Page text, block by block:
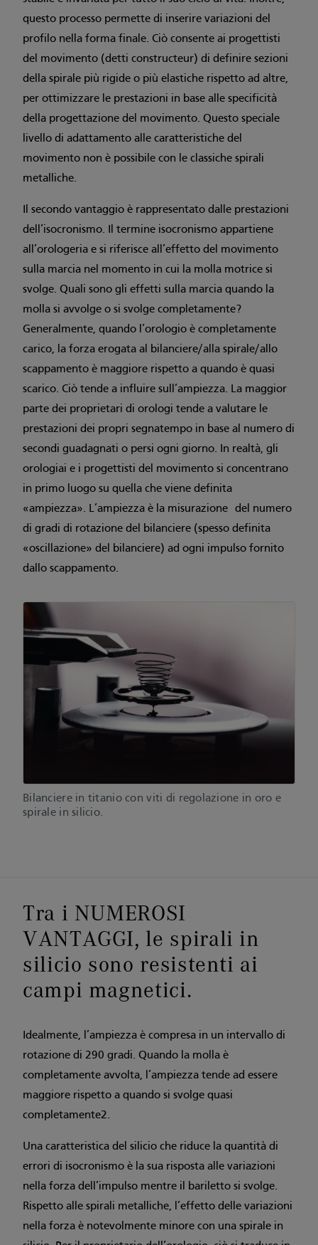
questo processo permette di inserire variazioni del
profilo nella forma finale. Ciò consente ai progettisti
del movimento (detti constructeur) di definire sezioni
della spirale più rigide o più elastiche rispetto ad altre,
per ottimizzare le prestazioni in base alle specificità
della progettazione del movimento. Questo speciale
livello di adattamento alle caratteristiche del
movimento non è possibile con le classiche spirali
metalliche.
Il secondo vantaggio è rappresentato dalle prestazioni
dell’isocronismo. Il termine isocronismo appartiene
all’orologeria e si riferisce all’effetto del movimento
sulla marcia nel momento in cui la molla motrice si
svolge. Quali sono gli effetti sulla marcia quando la
molla si avvolge o si svolge completamente?
Generalmente, quando l’orologio è completamente
carico, la forza erogata al bilanciere/alla spirale/allo
scappamento è maggiore rispetto a quando è quasi
scarico. Ciò tende a influire sull’ampiezza. La maggior
parte dei proprietari di orologi tende a valutare le
prestazioni dei propri segnatempo in base al numero di
secondi guadagnati o persi ogni giorno. In realtà, gli
orologiai e i progettisti del movimento si concentrano
in primo luogo su quella che viene definita
«ampiezza». L’ampiezza è la misurazione del numero
di gradi di rotazione del bilanciere (spesso definita
«oscillazione» del bilanciere) ad ogni impulso fornito
dallo scappamento.
Bilanciere in titanio con viti di regolazione in oro e
spirale in silicio.
Tra i NUMEROSI
VANTAGGI, le spirali in
silicio sono resistenti ai
campi magnetici.
Idealmente, l’ampiezza è compresa in un intervallo di
rotazione di 290 gradi. Quando la molla è
completamente avvolta, l’ampiezza tende ad essere
maggiore rispetto a quando si svolge quasi
completamente2.
Una caratteristica del silicio che riduce la quantità di
errori di isocronismo è la sua risposta alle variazioni
nella forza dell’impulso mentre il bariletto si svolge.
Rispetto alle spirali metalliche, l’effetto delle variazioni
nella forza è notevolmente minore con una spirale in